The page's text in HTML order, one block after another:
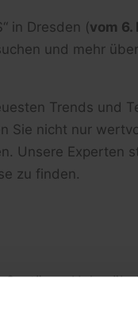
in Dresden (vom 6.
und mehr
Trends und
Sie nicht nur
Unsere Experten
zu finden.
des Kunden